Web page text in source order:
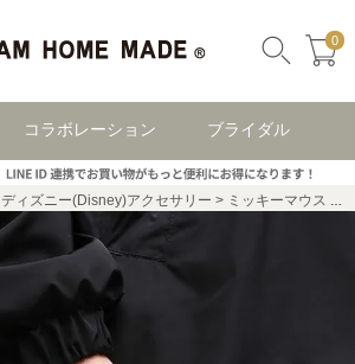
0
コラボレーション ブライダル
ディズニー(Disney)アクセサリー ミッキーマウス ディズニー